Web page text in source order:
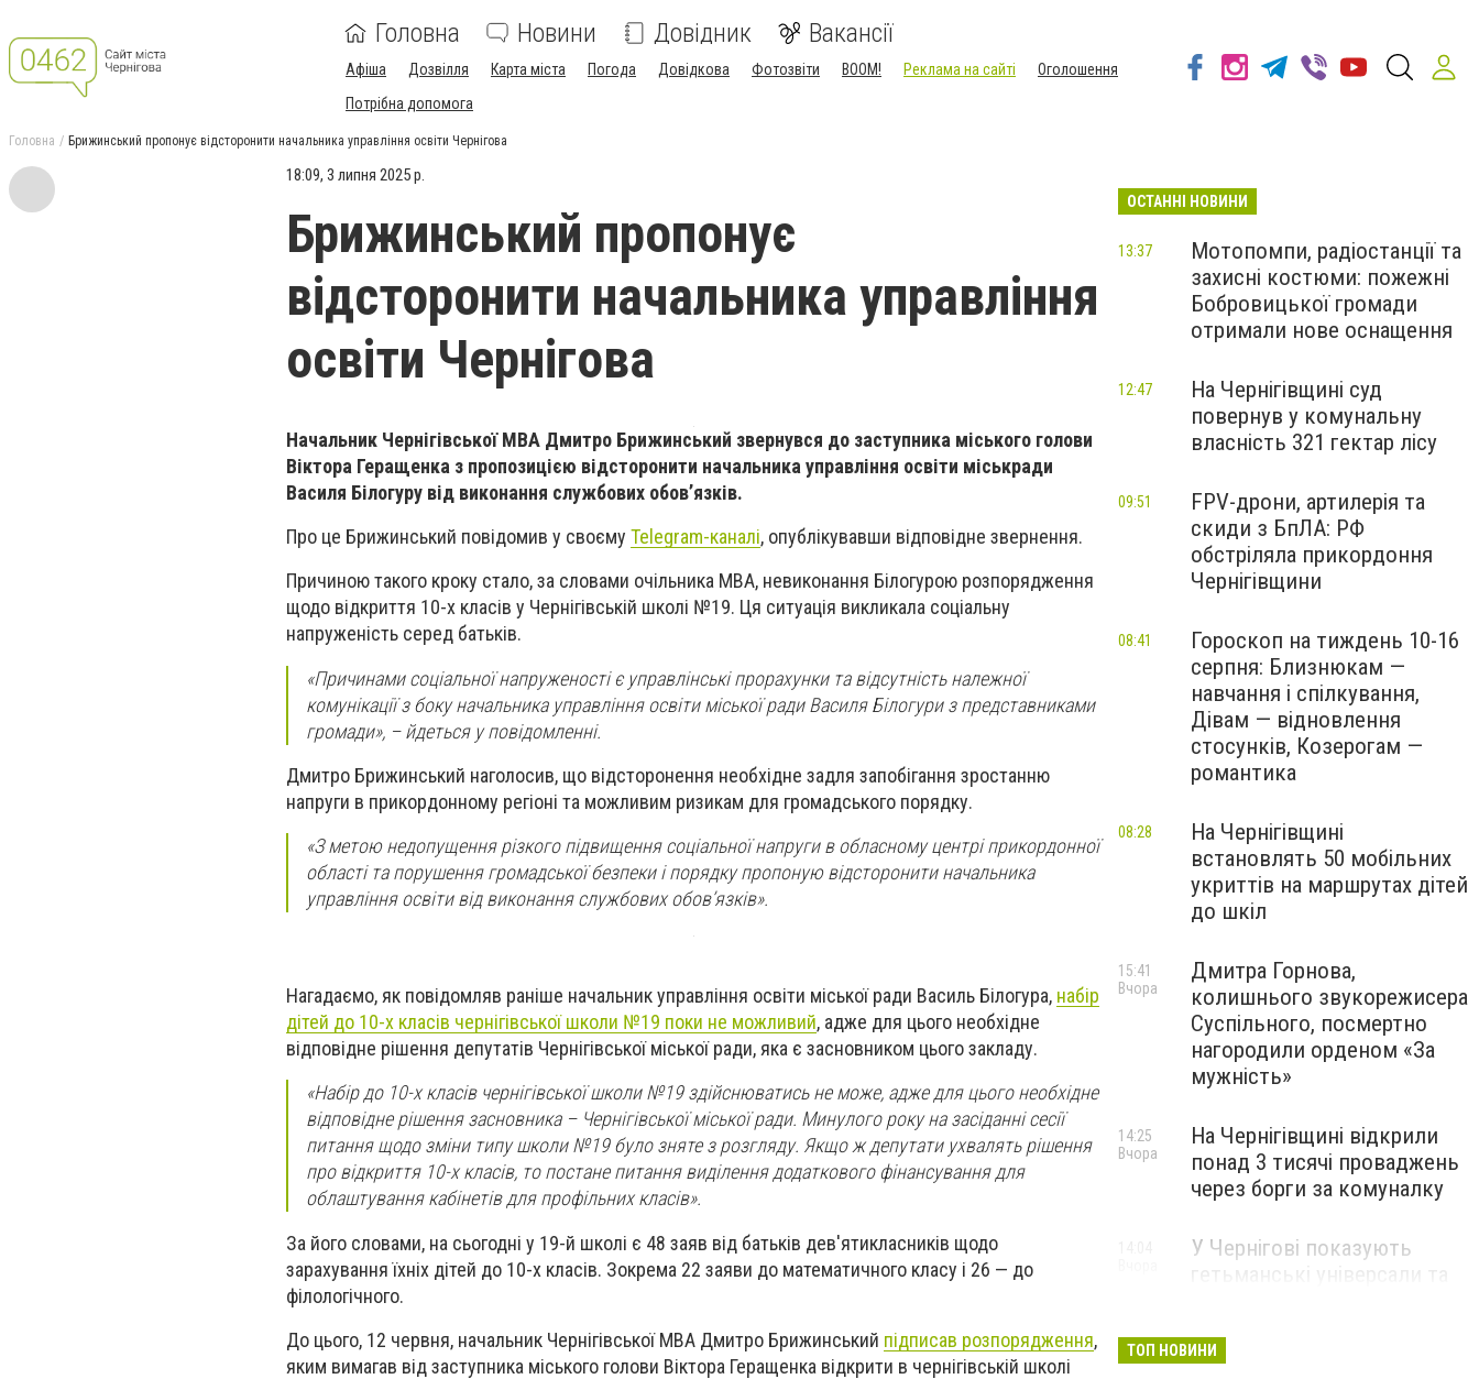
Головна Новини Довідник Вакансії
Афіша Дозвілля Карта міста Погода Довідкова Фотозвіти BOOM! Реклама на сайті
Оголошення
Потрібна допомога
Головна Брижинський пропонує відсторонити начальника управління освіти Чернігова
18:09, 3 липня 2025 р.
Брижинський пропонує
відсторонити начальника управління
освіти Чернігова
Начальник Чернігівської МВА Дмитро Брижинський звернувся до заступника міського голови
Віктора Геращенка з пропозицією відсторонити начальника управління освіти міськради
Василя Білогуру від виконання службових обов’язків.
Про це Брижинський повідомив у своєму Telegram-каналі, опублікувавши відповідне звернення.
Причиною такого кроку стало, за словами очільника МВА, невиконання Білогурою розпорядження
щодо відкриття 10-х класів у Чернігівській школі №19. Ця ситуація викликала соціальну
напруженість серед батьків.
«Причинами соціальної напруженості є управлінські прорахунки та відсутність належної
комунікації з боку начальника управління освіти міської ради Василя Білогури з представниками
громади», – йдеться у повідомленні.
Дмитро Брижинський наголосив, що відсторонення необхідне задля запобігання зростанню
напруги в прикордонному регіоні та можливим ризикам для громадського порядку.
«З метою недопущення різкого підвищення соціальної напруги в обласному центрі прикордонної
області та порушення громадської безпеки і порядку пропоную відсторонити начальника
управління освіти від виконання службових обов’язків».
Нагадаємо, як повідомляв раніше начальник управління освіти міської ради Василь Білогура, набір
дітей до 10-х класів чернігівської школи №19 поки не можливий, адже для цього необхідне
відповідне рішення депутатів Чернігівської міської ради, яка є засновником цього закладу.
«Набір до 10-х класів чернігівської школи №19 здійснюватись не може, адже для цього необхідне
відповідне рішення засновника – Чернігівської міської ради. Минулого року на засіданні сесії
питання щодо зміни типу школи №19 було зняте з розгляду. Якщо ж депутати ухвалять рішення
про відкриття 10-х класів, то постане питання виділення додаткового фінансування для
облаштування кабінетів для профільних класів».
За його словами, на сьогодні у 19-й школі є 48 заяв від батьків дев'ятикласників щодо
зарахування їхніх дітей до 10-х класів. Зокрема 22 заяви до математичного класу і 26 — до
філологічного.
До цього, 12 червня, начальник Чернігівської МВА Дмитро Брижинський підписав розпорядження,
яким вимагав від заступника міського голови Віктора Геращенка відкрити в чернігівській школі
ОСТАННІ НОВИНИ
Мотопомпи, радіостанції та
захисні костюми: пожежні
Бобровицької громади
отримали нове оснащення
13:37
На Чернігівщині суд
повернув у комунальну
власність 321 гектар лісу
12:47
FPV-дрони, артилерія та
скиди з БпЛА: РФ
обстріляла прикордоння
Чернігівщини
09:51
Гороскоп на тиждень 10-16
серпня: Близнюкам —
навчання і спілкування,
Дівам — відновлення
стосунків, Козерогам —
романтика
08:41
На Чернігівщині
встановлять 50 мобільних
укриттів на маршрутах дітей
до шкіл
08:28
Дмитра Горнова,
колишнього звукорежисера
Суспільного, посмертно
нагородили орденом «За
мужність»
15:41
Вчора
На Чернігівщині відкрили
понад 3 тисячі проваджень
через борги за комуналку
14:25
Вчора
У Чернігові показують
ТОП НОВИНИ